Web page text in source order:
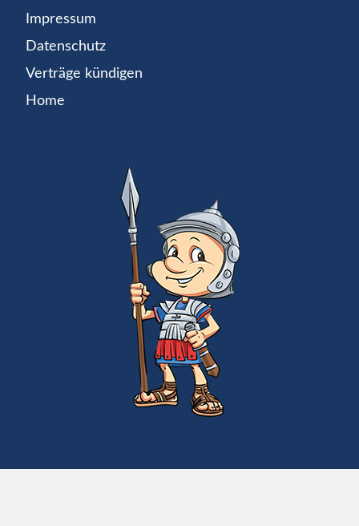
Impressum
Datenschutz
Verträge kündigen
Home